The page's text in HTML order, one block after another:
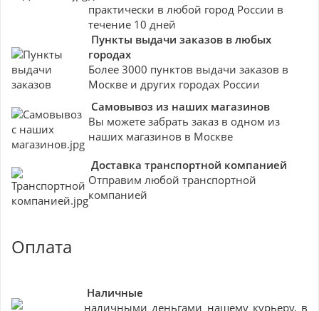
практически в любой город России в
течение 10 дней
Пункты выдачи заказов в любых
городах
Более 3000 пунктов выдачи заказов в
Москве и других городах России
Самовывоз из наших магазинов
Вы можете забрать заказ в одном из
наших магазинов в Москве
Доставка транспортной компанией
Отправим любой транспортной
компанией
Оплата
Наличные
наличными деньгами нашему курьеру, в